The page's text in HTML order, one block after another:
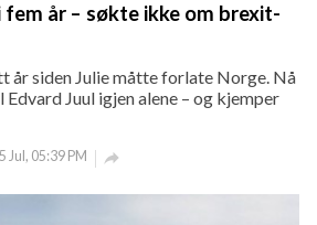
år – søkte ikke om brexit-
år siden Julie måtte forlate Norge. Nå
Juul igjen alene – og kjemper
5 Jul, 05:39 PM 